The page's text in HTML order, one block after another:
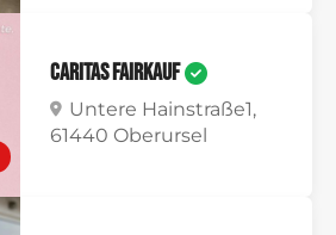
Caritas FAIRKAUF
Untere Hainstraße1,
61440 Oberursel